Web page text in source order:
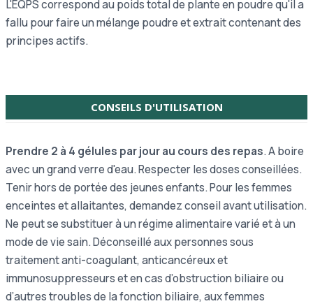
L'EQPS correspond au poids total de plante en poudre qu'il a
fallu pour faire un mélange poudre et extrait contenant des
principes actifs.
CONSEILS D'UTILISATION
Prendre 2 à 4 gélules par jour au cours des repas. A boire
avec un grand verre d'eau. Respecter les doses conseillées.
Tenir hors de portée des jeunes enfants. Pour les femmes
enceintes et allaitantes, demandez conseil avant utilisation.
Ne peut se substituer à un régime alimentaire varié et à un
mode de vie sain. Déconseillé aux personnes sous
traitement anti-coagulant, anticancéreux et
immunosuppresseurs et en cas d’obstruction biliaire ou
d’autres troubles de la fonction biliaire, aux femmes